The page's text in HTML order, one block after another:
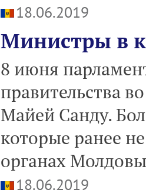
18.06.2019
Министры в
8 июня
правительства
Майей Санду.
которые ранее
органах
18.06.2019